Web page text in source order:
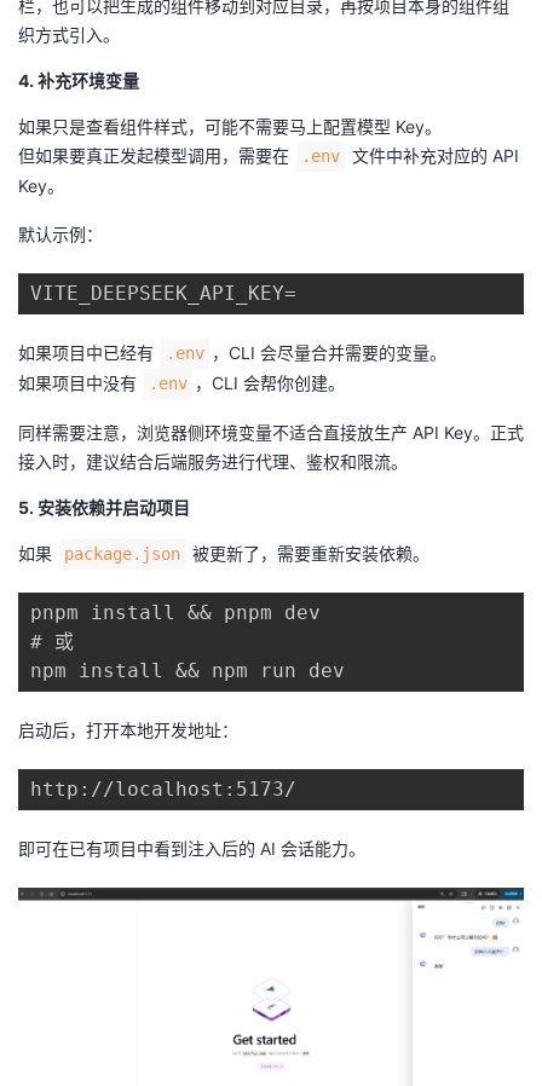
栏，也可以把生成的组件移动到对应目录，再按项目本身的组件组
织方式引入。
4. 补充环境变量
如果只是查看组件样式，可能不需要马上配置模型 Key。
但如果要真正发起模型调用，需要在
.env
文件中补充对应的 API
Key。
默认示例：
如果项目中已经有 .env ，CLI 会尽量合并需要的变量。
如果项目中没有
.env ，CLI 会帮你创建。
同样需要注意，浏览器侧环境变量不适合直接放生产 API Key。正式
接入时，建议结合后端服务进行代理、鉴权和限流。
5. 安装依赖并启动项目
如果 package.json 被更新了，需要重新安装依赖。
pnpm install && pnpm dev
# 或
启动后，打开本地开发地址：
即可在已有项目中看到注入后的 AI 会话能力。